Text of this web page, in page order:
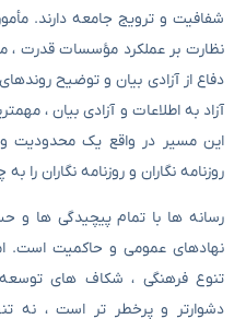
شفافیت و ترویج جامعه دارند.
نظارت بر عملکرد مؤسسات قدرت
دفاع از آزادی بیان و توضیح
آزاد به اطلاعات و آزادی بیان ،
این مسیر در واقع یک محدودیت
روزنامه نگاران و روزنامه نگاران
رسانه ها با تمام پیچیدگی ها و
نهادهای عمومی و حاکمیت است.
تنوع فرهنگی ، شکاف های
دشوارتر و پرخطر تر است ، نه